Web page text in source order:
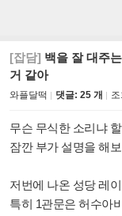
[잡담] 백을 잘 대주
거 같아
와플달떡 댓글: 25 개
무슨 무식한 소리냐
잠깐 부가 설명을 해
저번에 나온 성당 레
특히 1관문은 허수아